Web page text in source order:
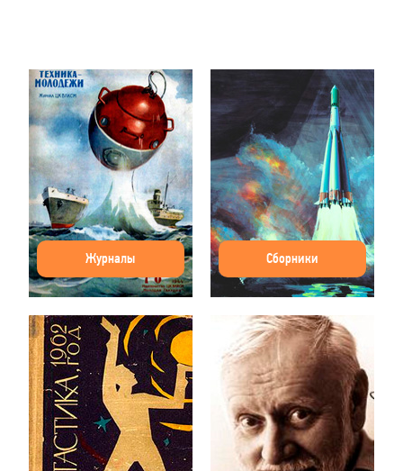
Журналы Сборники